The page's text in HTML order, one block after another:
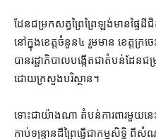
ដែន​ជម្រក​សត្វព្រៃ​ព្រៃឡង់​មាន​ផ្ទ
នៅ​ក្នុង​ខេត្ត​ចំនួន​៤ រួមមាន ខេត្តក្រ
បាន​រដ្ឋាភិបាល​បង្កើត​ជា​តំបន់​ដែនជ
ដោយ​ក្រសួង​បរិស្ថាន។
ទោះជា​យ៉ាងណា តំបន់​ការពារ​មួយ​ន
កាប់​ទន្ទ្រាន​ដី​ព្រៃ​ធ្វើជា​កម្មសិទ្